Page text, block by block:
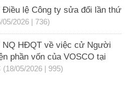
Điều lệ Công ty sửa đổi lần thứ
05/2026 | 736)
NQ HĐQT về việc cử Người
phần vốn của VOSCO tại
(18/05/2026 | 995)